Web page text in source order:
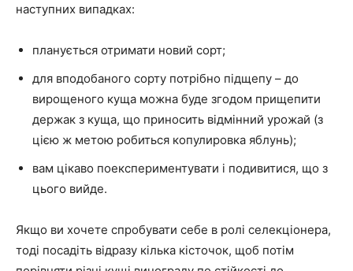
наступних випадках:
планується отримати новий сорт;
для вподобаного сорту потрібно підщепу – до
вирощеного куща можна буде згодом прищепити
держак з куща, що приносить відмінний урожай (з
цією ж метою робиться копулировка яблунь);
вам цікаво поекспериментувати і подивитися, що з
цього вийде.
Якщо ви хочете спробувати себе в ролі селекціонера,
тоді посадіть відразу кілька кісточок, щоб потім